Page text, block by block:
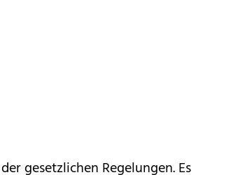
gesetzlichen Regelungen. Es